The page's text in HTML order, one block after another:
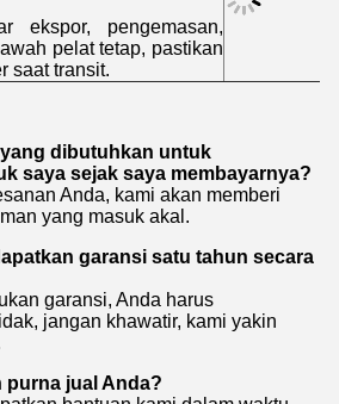
ekspor, pengemasan,
pelat tetap, pastikan
saat transit.
dibutuhkan untuk
saya sejak saya membayarnya?
Anda, kami akan memberi
yang masuk akal.
garansi satu tahun secara
garansi, Anda harus
jangan khawatir, kami yakin
purna jual Anda?